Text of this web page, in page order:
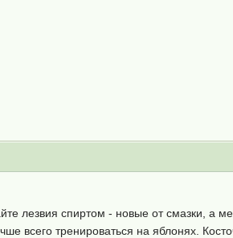
лезвия спиртом - новые от смазки, а
всего тренироваться на яблонях.